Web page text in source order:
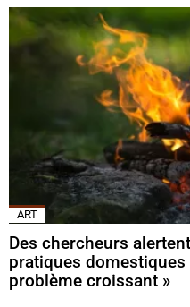
ART
Des chercheurs
pratiques domestiques
problème croissant »